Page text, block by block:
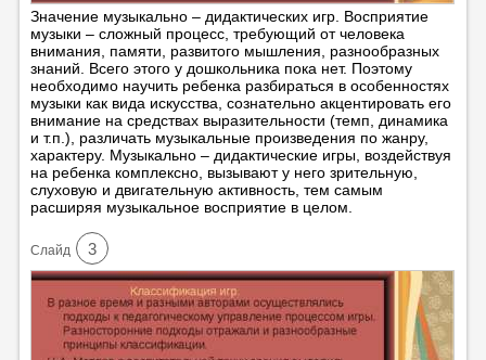
Значение музыкально – дидактических игр. Восприятие
музыки – сложный процесс, требующий от человека
внимания, памяти, развитого мышления, разнообразных
знаний. Всего этого у дошкольника пока нет. Поэтому
необходимо научить ребенка разбираться в особенностях
музыки как вида искусства, сознательно акцентировать его
внимание на средствах выразительности (темп, динамика
и т.п.), различать музыкальные произведения по жанру,
характеру. Музыкально – дидактические игры, воздействуя
на ребенка комплексно, вызывают у него зрительную,
слуховую и двигательную активность, тем самым
расширяя музыкальное восприятие в целом.
Cлайд 3